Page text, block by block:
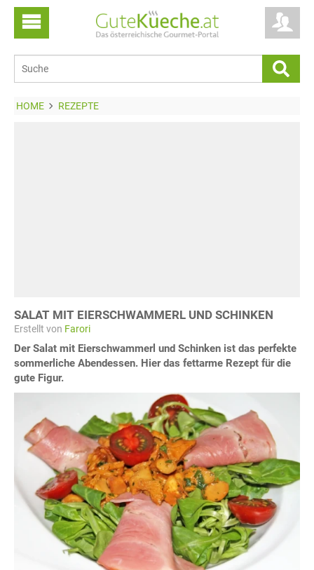
HOME REZEPTE
SALAT MIT EIERSCHWAMMERL UND SCHINKEN
Erstellt von Farori
Der Salat mit Eierschwammerl und Schinken ist das perfekte
sommerliche Abendessen. Hier das fettarme Rezept für die
gute Figur.